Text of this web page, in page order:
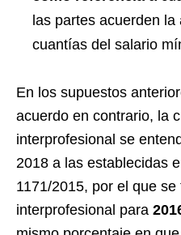
las partes acuerden
cuantías del salario
En los supuestos
acuerdo en contrario, la
interprofesional se
2018 a las establecidas
1171/2015, por el que
interprofesional para